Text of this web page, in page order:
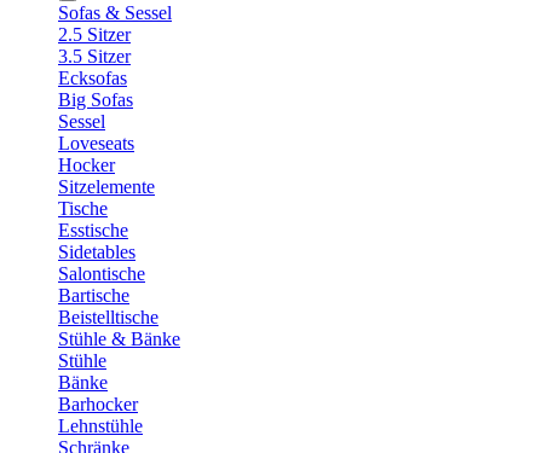
Sofas & Sessel
2.5 Sitzer
3.5 Sitzer
Ecksofas
Big Sofas
Sessel
Loveseats
Hocker
Sitzelemente
Tische
Esstische
Sidetables
Salontische
Bartische
Beistelltische
Stühle & Bänke
Stühle
Bänke
Barhocker
Lehnstühle
Schränke